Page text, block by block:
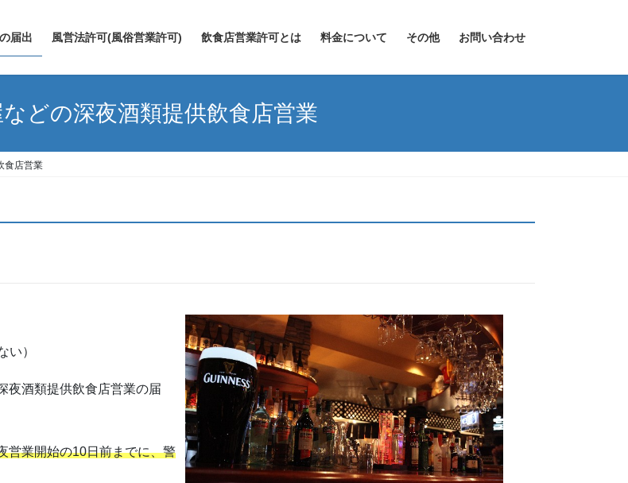
届出 風営法許可(風俗営業許可) 飲食店営業許可とは 料金について その他 お問い合わせ
どの深夜酒類提供飲食店営業
食店営業
い）
夜酒類提供飲食店営業の届
営業開始の10日前までに、警